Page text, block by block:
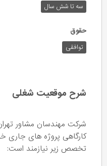
سه تا شش سال
حقوق
توافقی
شرح موقعیت شغلی
شرکت مهندسان مشاور
کارگاهی پروژه های جاری
تخصص زیر نیازمند است: